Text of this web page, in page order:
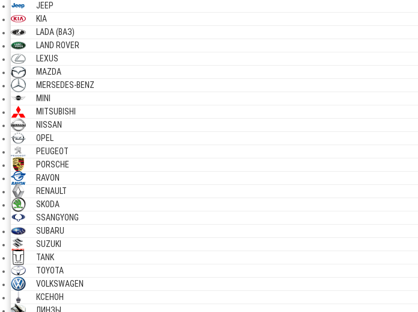
JEEP
KIA
LADA (ВАЗ)
LAND ROVER
LEXUS
MAZDA
MERSEDES-BENZ
MINI
MITSUBISHI
NISSAN
OPEL
PEUGEOT
PORSCHE
RAVON
RENAULT
SKODA
SSANGYONG
SUBARU
SUZUKI
TANK
TOYOTA
VOLKSWAGEN
КСЕНОН